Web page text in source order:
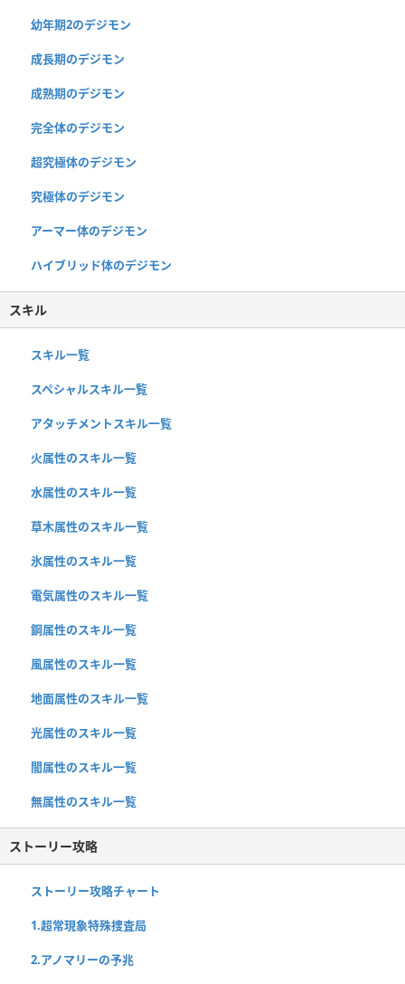
幼年期2のデジモン
成長期のデジモン
成熟期のデジモン
完全体のデジモン
超究極体のデジモン
究極体のデジモン
アーマー体のデジモン
ハイブリッド体のデジモン
スキル
スキル一覧
スペシャルスキル一覧
アタッチメントスキル一覧
火属性のスキル一覧
水属性のスキル一覧
草木属性のスキル一覧
氷属性のスキル一覧
電気属性のスキル一覧
鋼属性のスキル一覧
風属性のスキル一覧
地面属性のスキル一覧
光属性のスキル一覧
闇属性のスキル一覧
無属性のスキル一覧
ストーリー攻略
ストーリー攻略チャート
1.超常現象特殊捜査局
2.アノマリーの予兆